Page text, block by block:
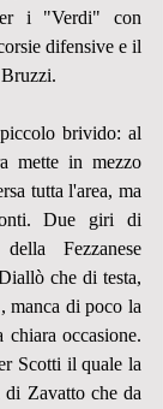
i "Verdi" con
difensive e il
brivido: al
mette in mezzo
tutta l'area, ma
Due giri di
Fezzanese
che di testa,
manca di poco la
chiara occasione.
Scotti il quale la
di Zavatto che da